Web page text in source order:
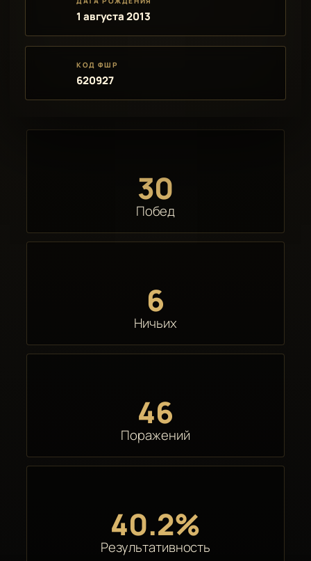
1 августа 2013
КОД ФШР
620927
30
Побед
6
Ничьих
46
Поражений
40.2%
Результативность